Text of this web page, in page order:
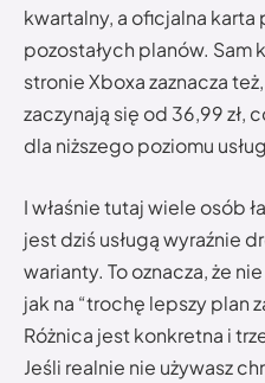
kwartalny, a oficjalna
pozostałych planów. Sam
stronie Xboxa zaznacza
zaczynają się od 36,99 zł,
dla niższego poziomu
I właśnie tutaj wiele osób
jest dziś usługą wyraźnie
warianty. To oznacza, że
jak na “trochę lepszy plan
Różnica jest konkretna i
Jeśli realnie nie używasz